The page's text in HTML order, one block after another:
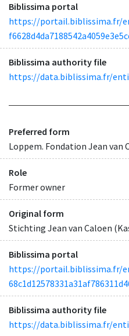
Biblissima portal
https://portail.biblissima.fr/
Biblissima authority file
https://data.biblissima.fr/
Preferred form
Loppem. Fondation Jean van
Role
Former owner
Original form
Stichting Jean van Caloen
Biblissima portal
https://portail.biblissima.fr/
Biblissima authority file
https://data.biblissima.fr/